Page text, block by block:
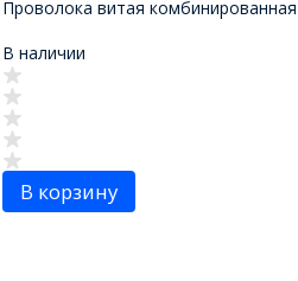
Проволока витая
В наличии
В корзину